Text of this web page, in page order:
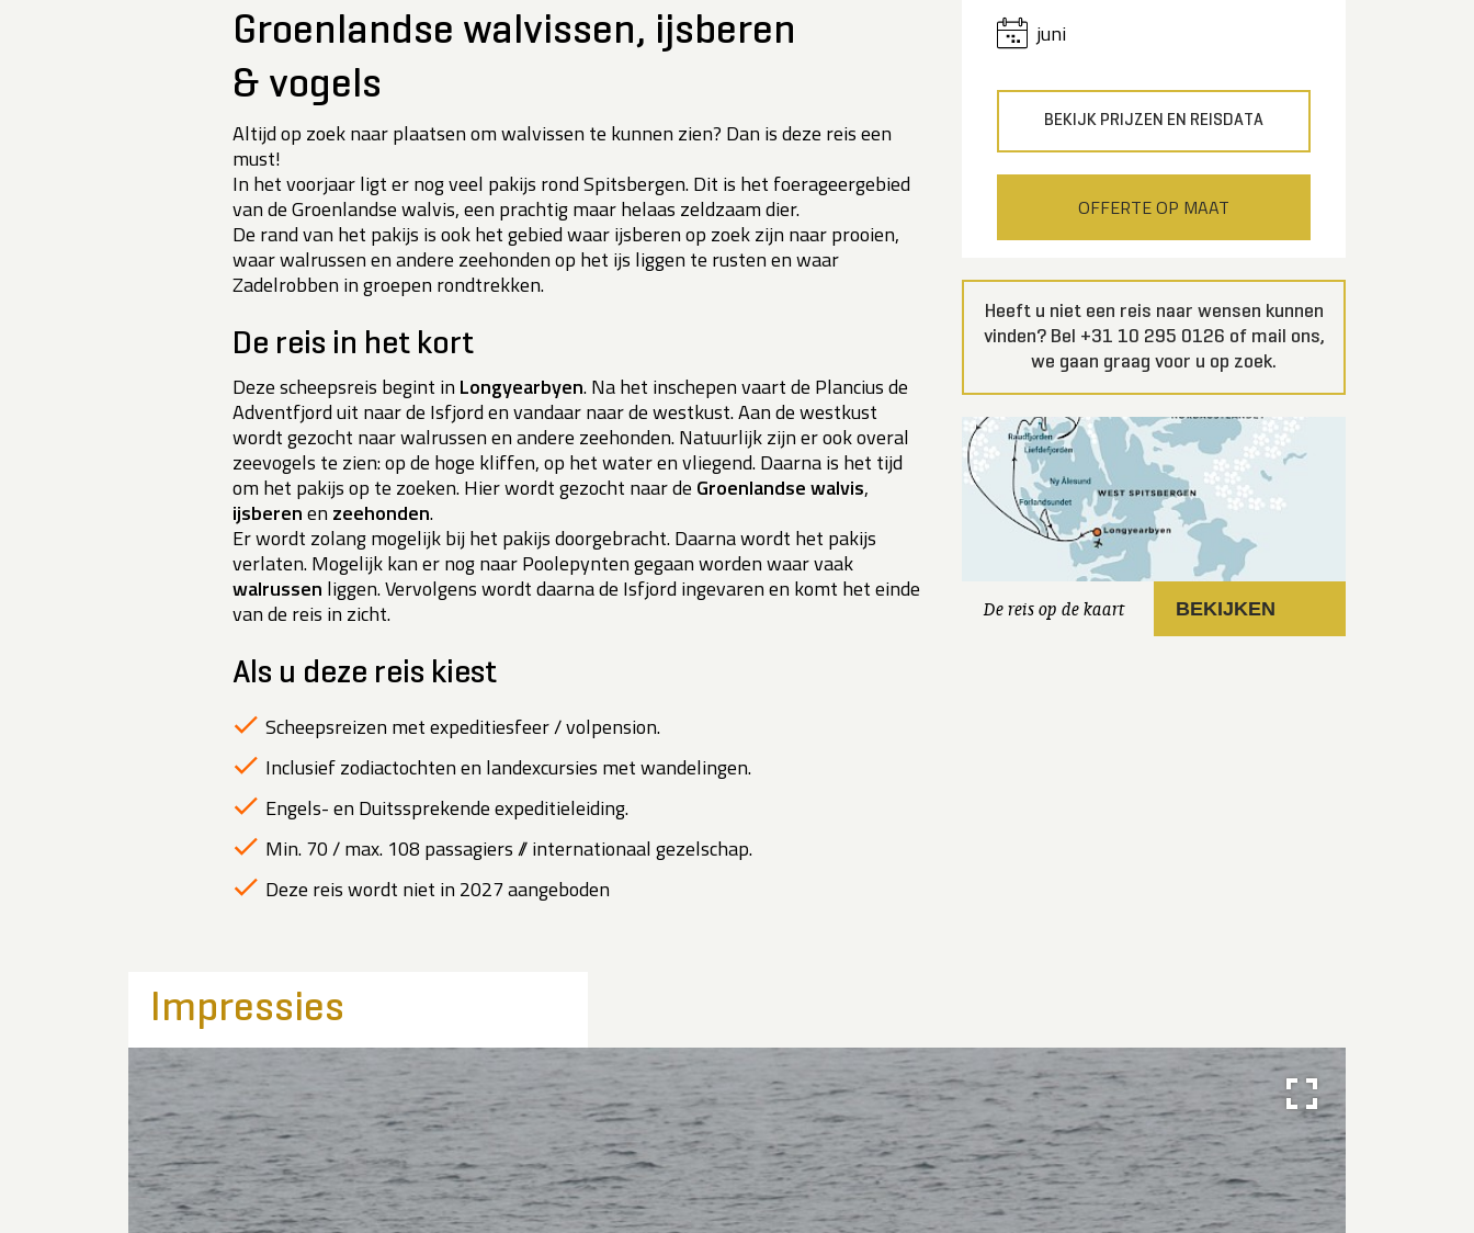
Groenlandse walvissen, ijsberen
& vogels
Altijd op zoek naar plaatsen om walvissen te kunnen zien? Dan is deze reis een
must!
In het voorjaar ligt er nog veel pakijs rond Spitsbergen. Dit is het foerageergebied
van de Groenlandse walvis, een prachtig maar helaas zeldzaam dier.
De rand van het pakijs is ook het gebied waar ijsberen op zoek zijn naar prooien,
waar walrussen en andere zeehonden op het ijs liggen te rusten en waar
Zadelrobben in groepen rondtrekken.
De reis in het kort
Deze scheepsreis begint in Longyearbyen. Na het inschepen vaart de Plancius de
Adventfjord uit naar de Isfjord en vandaar naar de westkust. Aan de westkust
wordt gezocht naar walrussen en andere zeehonden. Natuurlijk zijn er ook overal
zeevogels te zien: op de hoge kliffen, op het water en vliegend. Daarna is het tijd
om het pakijs op te zoeken. Hier wordt gezocht naar de Groenlandse walvis,
ijsberenen zeehonden.
Er wordt zolang mogelijk bij het pakijs doorgebracht. Daarna wordt het pakijs
verlaten. Mogelijk kan er nog naar Poolepynten gegaan worden waar vaak
walrussen liggen. Vervolgens wordt daarna de Isfjord ingevaren en komt het einde
van de reis in zicht.
Als u deze reis kiest
Scheepsreizen met expeditiesfeer / volpension.
Inclusief zodiactochten en landexcursies met wandelingen.
Engels- en Duitssprekende expeditieleiding.
Min. 70 / max. 108 passagiers // internationaal gezelschap.
Deze reis wordt niet in 2027 aangeboden
juni
BEKIJK PRIJZEN EN REISDATA
OFFERTE OP MAAT
Heeft u niet een reis naar wensen kunnen
vinden? Bel +31 10 295 0126 of mail ons,
we gaan graag voor u op zoek.
De reis op de kaart BEKIJKEN
Impressies